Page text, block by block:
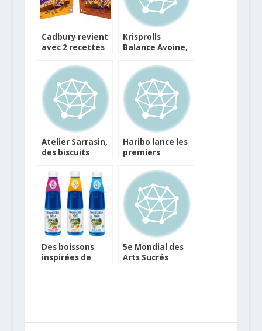
Cadbury revient
avec 2 recettes
Krisprolls
Balance Avoine,
Raisin, et
Myrtilles &
Cranberries
Atelier Sarrasin,
des biscuits
savoureux, bio
et sans gluten
Haribo lance les
premiers
à teneur réduite
en sucres
Des boissons
inspirées de
5e Mondial des
Arts Sucrés